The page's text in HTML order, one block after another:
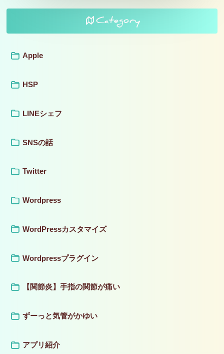
Category
Apple
HSP
LINEシェフ
SNSの話
Twitter
Wordpress
WordPressカスタマイズ
Wordpressプラグイン
【関節炎】手指の関節が痛い
ずーっと気管がかゆい
アプリ紹介